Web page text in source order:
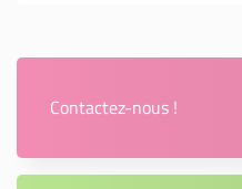
Contactez-nous !